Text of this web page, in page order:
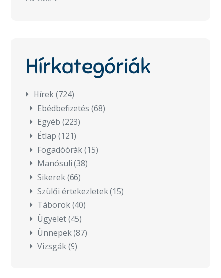
Hírkategóriák
Hírek(724)
Ebédbefizetés (68)
Egyéb (223)
Étlap (121)
Fogadóórák(15)
Manósuli (38)
Sikerek(66)
Szülői értekezletek(15)
Táborok(40)
Ügyelet(45)
Ünnepek(87)
Vizsgák(9)